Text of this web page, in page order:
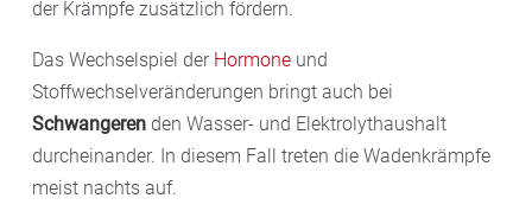
der Krämpfe zusätzlich fördern.
Das Wechselspiel der Hormone und
Stoffwechselveränderungen bringt auch bei
Schwangeren den Wasser- und Elektrolythaushalt
durcheinander. In diesem Fall treten die Wadenkrämpfe
meist nachts auf.